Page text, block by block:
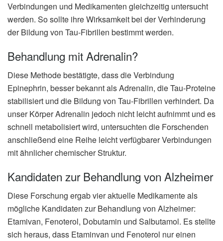
Verbindungen und Medikamenten gleichzeitig untersucht
werden. So sollte ihre Wirksamkeit bei der Verhinderung
der Bildung von Tau-Fibrillen bestimmt werden.
Behandlung mit Adrenalin?
Diese Methode bestätigte, dass die Verbindung
Epinephrin, besser bekannt als Adrenalin, die Tau-Proteine
stabilisiert und die Bildung von Tau-Fibrillen verhindert. Da
unser Körper Adrenalin jedoch nicht leicht aufnimmt und es
schnell metabolisiert wird, untersuchten die Forschenden
anschließend eine Reihe leicht verfügbarer Verbindungen
mit ähnlicher chemischer Struktur.
Kandidaten zur Behandlung von Alzheimer
Diese Forschung ergab vier aktuelle Medikamente als
mögliche Kandidaten zur Behandlung von Alzheimer:
Etamivan, Fenoterol, Dobutamin und Salbutamol. Es stellte
sich heraus, dass Etaminvan und Fenoterol nur einen